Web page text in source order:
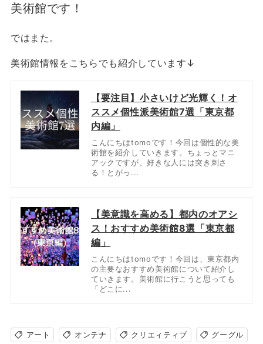
美術館です！
ではまた。
美術館情報をこちらでも紹介しています↓
【要注目】小さいけど光輝く！オ
ススメ個性派美術館7選「東京都
内編」
こんにちはtomoです！今回は個性的な美
術館を紹介していきます。ちょっとマニ
アックですが、好きな人には突き刺さ
る！とがっ...
【美意識を高める】都内のオアシ
ス！おすすめ美術館8選「東京都
編」
こんにちはtomoです！今回は、東京都内
の主要なおすすめ美術館について紹介し
ていきます。美術館に行こうと思っても
「どこに...
アート オンテナ クリエィティブ グーグル